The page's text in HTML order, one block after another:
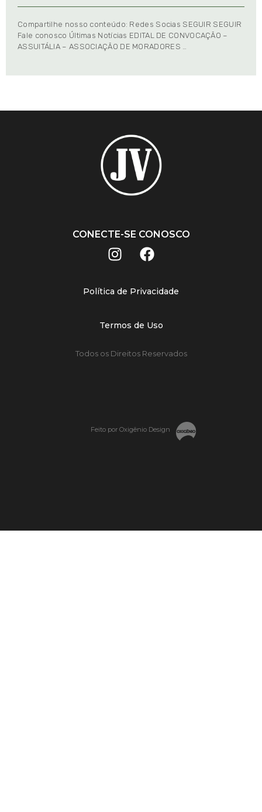
Compartilhe nosso conteúdo: Redes Socias SEGUIR SEGUIR
Fale conosco Últimas Notícias EDITAL DE CONVOCAÇÃO –
ASSUITÁLIA – ASSOCIAÇÃO DE MORADORES …
CONECTE-SE CONOSCO
Política de Privacidade
Termos de Uso
Todos os Direitos Reservados
Feito por Oxigênio Design